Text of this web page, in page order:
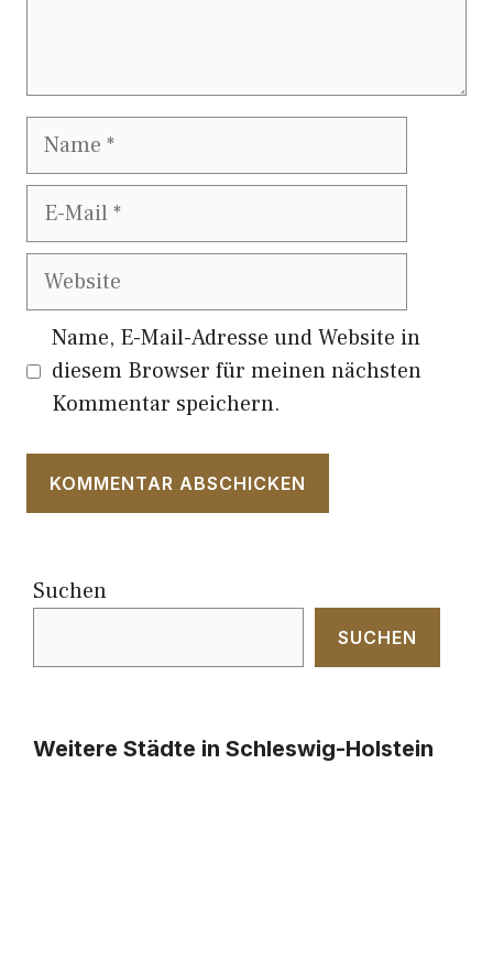
Name
E-
Website
Name, E-Mail-Adresse und Website in
diesem Browser für meinen nächsten
Kommentar speichern.
Suchen
SUCHEN
Weitere Städte in Schleswig-Holstein